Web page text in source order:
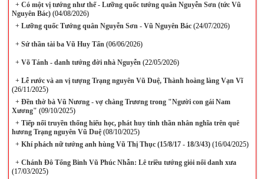
+Có một vị tướng như thế - Lưỡng quốc tướng quân Nguyễn Sơn (tức Vũ
Nguyên Bác)(04/08/2026)
+Lưỡng quốc Tướng quân Nguyễn Sơn - Vũ Nguyên Bác(24/07/2026)
+Sứ thần tài ba Vũ Huy Tấn(06/06/2026)
+Võ Tánh - danh tướng đời nhà Nguyễn(22/05/2026)
+Lễ rước và an vị tượng Trạng nguyên Vũ Duệ, Thành hoàng làng Vạn Vĩ
(26/11/2025)
+Đền thờ bà Vũ Nương - vợ chàng Trương trong "Người con gái Nam
Xương" (09/10/2025)
+Tiếp nối truyền thống hiếu học, phát huy tinh thần nhân nghĩa trên quê
hương Trạng nguyên Vũ Duệ(08/10/2025)
+Khí phách nữ tướng anh hùng Vũ Thị Thục (15/8/17 - 18/3/43)(16/04/2025)
+Chánh Đô Tổng Binh Vũ Phúc Nhẫn: Lê triều tướng giỏi nổi danh xưa
(17/03/2025)